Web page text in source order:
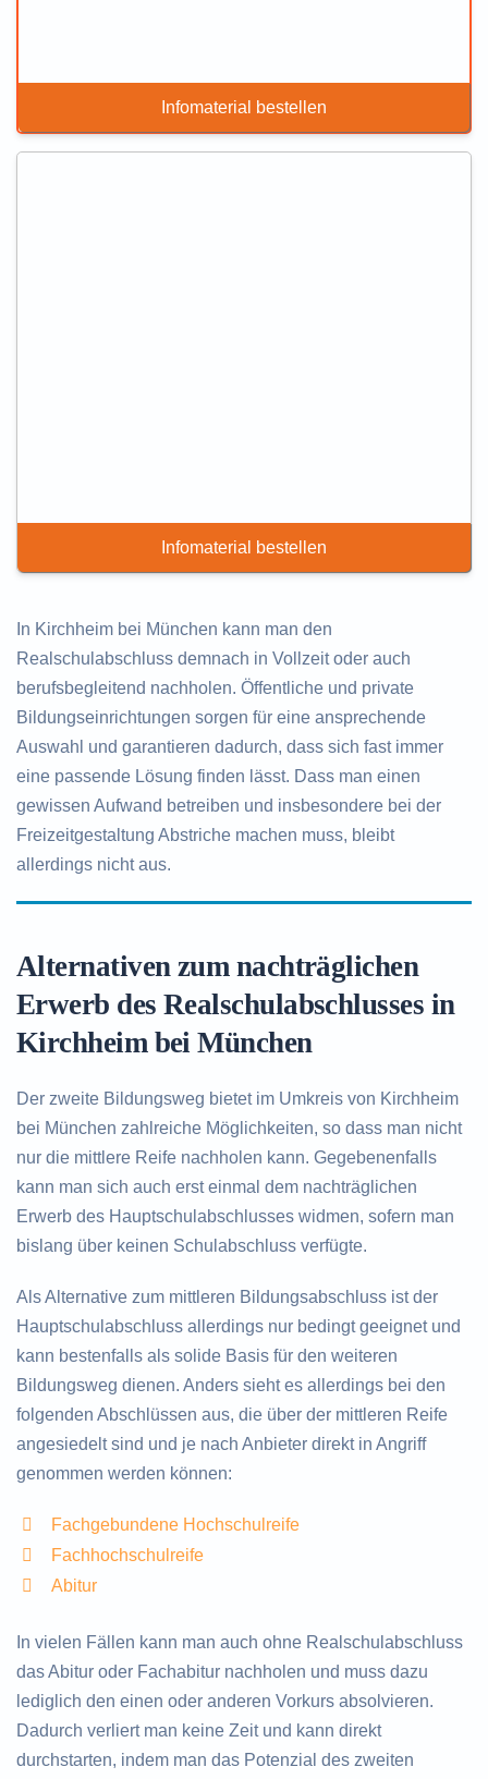
Infomaterial bestellen
Infomaterial bestellen
In Kirchheim bei München kann man den
Realschulabschluss demnach in Vollzeit oder auch
berufsbegleitend nachholen. Öffentliche und private
Bildungseinrichtungen sorgen für eine ansprechende
Auswahl und garantieren dadurch, dass sich fast immer
eine passende Lösung finden lässt. Dass man einen
gewissen Aufwand betreiben und insbesondere bei der
Freizeitgestaltung Abstriche machen muss, bleibt
allerdings nicht aus.
Alternativen zum nachträglichen
Erwerb des Realschulabschlusses in
Kirchheim bei München
Der zweite Bildungsweg bietet im Umkreis von Kirchheim
bei München zahlreiche Möglichkeiten, so dass man nicht
nur die mittlere Reife nachholen kann. Gegebenenfalls
kann man sich auch erst einmal dem nachträglichen
Erwerb des Hauptschulabschlusses widmen, sofern man
bislang über keinen Schulabschluss verfügte.
Als Alternative zum mittleren Bildungsabschluss ist der
Hauptschulabschluss allerdings nur bedingt geeignet und
kann bestenfalls als solide Basis für den weiteren
Bildungsweg dienen. Anders sieht es allerdings bei den
folgenden Abschlüssen aus, die über der mittleren Reife
angesiedelt sind und je nach Anbieter direkt in Angriff
genommen werden können:
Fachgebundene Hochschulreife
Fachhochschulreife
Abitur
In vielen Fällen kann man auch ohne Realschulabschluss
das Abitur oder Fachabitur nachholen und muss dazu
lediglich den einen oder anderen Vorkurs absolvieren.
Dadurch verliert man keine Zeit und kann direkt
durchstarten, indem man das Potenzial des zweiten